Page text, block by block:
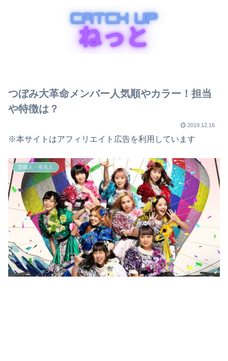
つぼみ大革命メンバー人気順やカラー！担当
や特徴は？
2019.12.16
※本サイトはアフィリエイト広告を利用しています
芸能人・有名人